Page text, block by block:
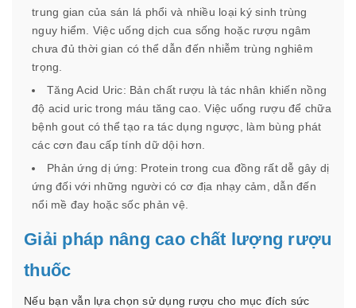
trung gian của sán lá phổi và nhiều loại ký sinh trùng
nguy hiểm. Việc uống dịch cua sống hoặc rượu ngâm
chưa đủ thời gian có thể dẫn đến nhiễm trùng nghiêm
trọng.
Tăng Acid Uric: Bản chất rượu là tác nhân khiến nồng
độ acid uric trong máu tăng cao. Việc uống rượu để chữa
bệnh gout có thể tạo ra tác dụng ngược, làm bùng phát
các cơn đau cấp tính dữ dội hơn.
Phản ứng dị ứng: Protein trong cua đồng rất dễ gây dị
ứng đối với những người có cơ địa nhạy cảm, dẫn đến
nổi mề đay hoặc sốc phản vệ.
Giải pháp nâng cao chất lượng rượu
thuốc
Nếu bạn vẫn lựa chọn sử dụng rượu cho mục đích sức